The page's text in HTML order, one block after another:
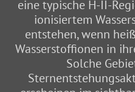
eine typische H-II-
ionisiertem
entstehen, wenn
Wasserstoffionen in
Solche